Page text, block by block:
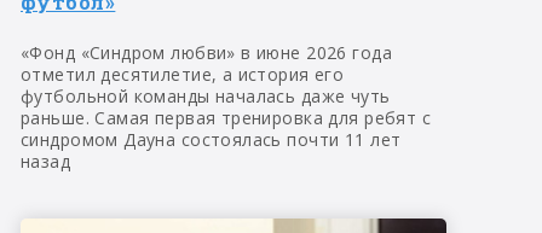
«Фонд «Синдром любви» в июне 2026 года
отметил десятилетие, а история его
футбольной команды началась даже чуть
раньше. Самая первая тренировка для ребят с
синдромом Дауна состоялась почти 11 лет
назад